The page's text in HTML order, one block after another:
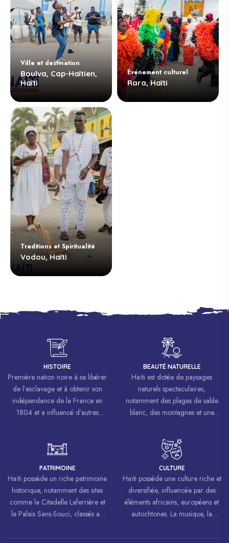
Ville et destination
Boulva, Cap-Haïtien,
Haïti
Événement culturel
Rara, Haïti
Traditions et Spiritualité
Vodou, Haïti
HISTOIRE
Première nation noire à se libérer
de l’esclavage et à obtenir son
indépendance de la France en
1804 et a influencé d’autres
luttes pour la liberté et l’égalité.
BEAUTÉ NATURELLE
Haïti est dotée de paysages
naturels spectaculaires,
notamment des plages de sable
blanc, des montagnes et une
PATRIMOINE
Haïti possède un riche patrimoine
historique, notamment des sites
comme la Citadelle Laferrière et
le Palais Sans-Souci, classés au
l’UNESCO.
CULTURE
Haïti possède une culture riche et
diversifiée, influencée par des
éléments africains, européens et
autochtones. La musique, la
sont célébrés à travers le monde.